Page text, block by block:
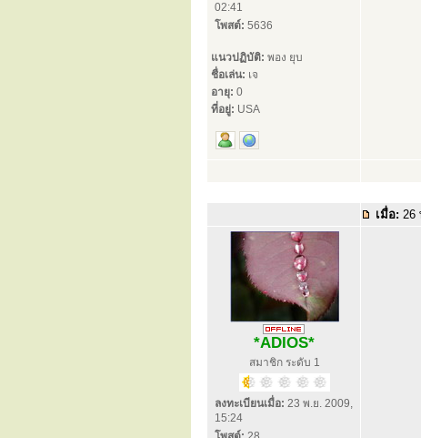
02:41
โพสต์: 5636
แนวปฏิบัติ: พอง ยุบ
ชื่อเล่น: เจ
อายุ: 0
ที่อยู่: USA
เมื่อ: 26
*ADIOS*
สมาชิก ระดับ 1
ลงทะเบียนเมื่อ: 23 พ.ย. 2009,
15:24